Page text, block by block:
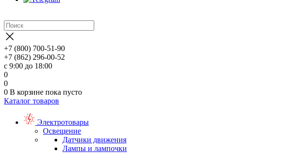
+7 (800) 700-51-90
+7 (862) 296-00-52
с 9:00 до 18:00
0
0
0 В корзине пока пусто
Каталог товаров
Электротовары
Освещение
Датчики движения
Лампы и лампочки